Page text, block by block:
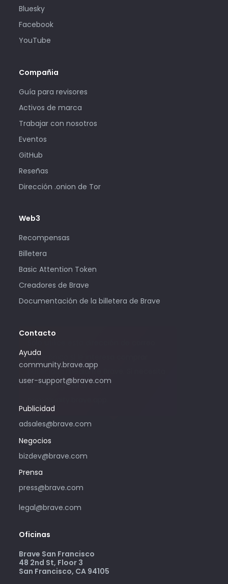
Bluesky
Facebook
YouTube
Compañia
Guía para revisores
Activos de marca
Trabajar con nosotros
Eventos
GitHub
Reseñas
Dirección .onion de Tor
Web3
Recompensas
Billetera
Basic Attention Token
Creadores de Brave
Documentación de la billetera de Brave
Contacto
Ayuda
community.brave.app
user-support@brave.com
Publicidad
adsales@brave.com
electrónico si le interesa comprar
publicidad mediante Brave. Si necesita
ayuda, ingrese a
Negocios
bizdev@brave.com
Prensa
press@brave.com
legal@brave.com
Oficinas
Brave San Francisco
48 2nd St, Floor 3
San Francisco, CA 94105